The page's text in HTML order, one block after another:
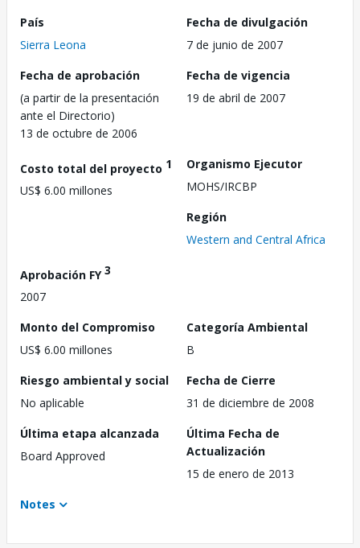
País
Sierra Leona
Fecha de divulgación
7 de junio de 2007
Fecha de aprobación
(a partir de la presentación
ante el Directorio)
13 de octubre de 2006
Fecha de vigencia
19 de abril de 2007
Costo total del proyecto 1
US$ 6.00 millones
Organismo Ejecutor
MOHS/IRCBP
Región
Western and Central Africa
Aprobación FY3
2007
Monto del Compromiso
US$ 6.00 millones
Categoría Ambiental
B
Riesgo ambiental y social
No aplicable
Fecha de Cierre
31 de diciembre de 2008
Última etapa alcanzada
Board Approved
Última Fecha de
Actualización
15 de enero de 2013
Notes